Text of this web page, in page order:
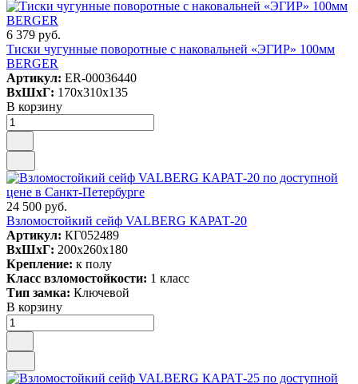
6 379 руб.
Тиски чугунные поворотные с наковальней «ЭГИР» 100мм
BERGER
Артикул: ER-00036440
ВxШxГ: 170x310x135
В корзину
24 500 руб.
Взломостойкий сейф VALBERG КАРАТ-20
Артикул: КГ052489
ВxШxГ: 200x260x180
Крепление: к полу
Класс взломостойкости: 1 класс
Тип замка: Ключевой
В корзину